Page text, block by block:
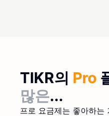
TIKR의 Pro
많은...
프로 요금제는 좋아하는